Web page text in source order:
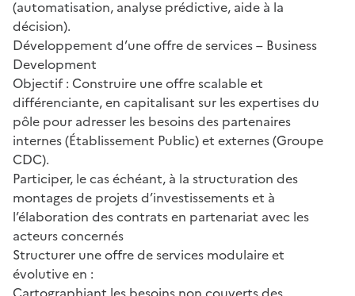
(automatisation, analyse prédictive, aide à la
décision).
Développement d’une offre de services – Business
Development
Objectif : Construire une offre scalable et
différenciante, en capitalisant sur les expertises du
pôle pour adresser les besoins des partenaires
internes (Établissement Public) et externes (Groupe
CDC).
Participer, le cas échéant, à la structuration des
montages de projets d’investissements et à
l’élaboration des contrats en partenariat avec les
acteurs concernés
Structurer une offre de services modulaire et
évolutive en :